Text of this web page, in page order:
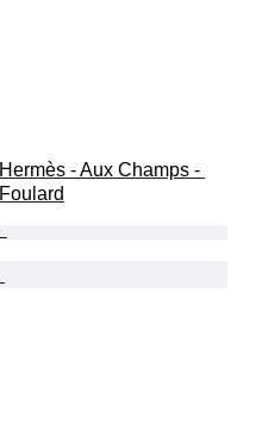
Hermès - Aux Champs -
Foulard